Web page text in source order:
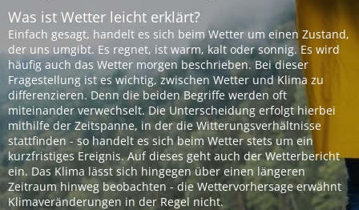
Was ist Wetter leicht erklärt?
Einfach gesagt, handelt es sich beim Wetter um einen Zustand,
der uns umgibt. Es regnet, ist warm, kalt oder sonnig. Es wird
häufig auch das Wetter morgen beschrieben. Bei dieser
Fragestellung ist es wichtig, zwischen Wetter und Klima zu
differenzieren. Denn die beiden Begriffe werden oft
miteinander verwechselt. Die Unterscheidung erfolgt hierbei
mithilfe der Zeitspanne, in der die Witterungsverhältnisse
stattfinden - so handelt es sich beim Wetter stets um ein
kurzfristiges Ereignis. Auf dieses geht auch der Wetterbericht
ein. Das Klima lässt sich hingegen über einen längeren
Zeitraum hinweg beobachten - die Wettervorhersage erwähnt
Klimaveränderungen in der Regel nicht.